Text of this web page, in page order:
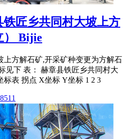
铁匠乡共同村大坡上方
） Bijie
上方解石矿,开采矿种变更为方解石
见下 表： 赫章县铁匠乡共同村大
标表 拐点 X坐标 Y坐标 1 2 3